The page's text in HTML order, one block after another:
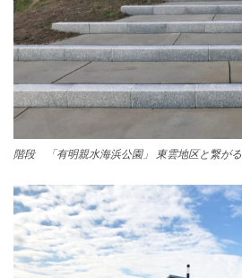
階段 「有明親水海浜公園」 東雲地区と繋がる